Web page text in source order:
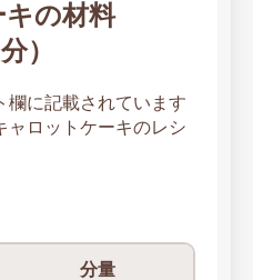
の材料
）
欄に記載されています
ャロットケーキのレシ
分量